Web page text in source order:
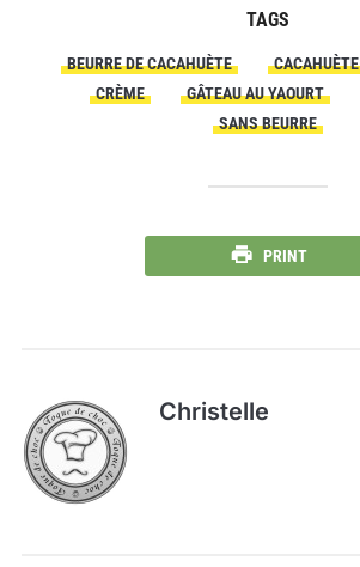
TAGS
BEURRE DE CACAHUÈTE CACAHUÈTE
CRÈME
GÂTEAU AU YAOURT
SANS BEURRE
PRINT
Christelle